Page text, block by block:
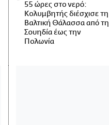
55 ώρες στο νερό:
Κολυμβητής διέσχισε τη
Βαλτική Θάλασσα από τη
Σουηδία έως την
Πολωνία